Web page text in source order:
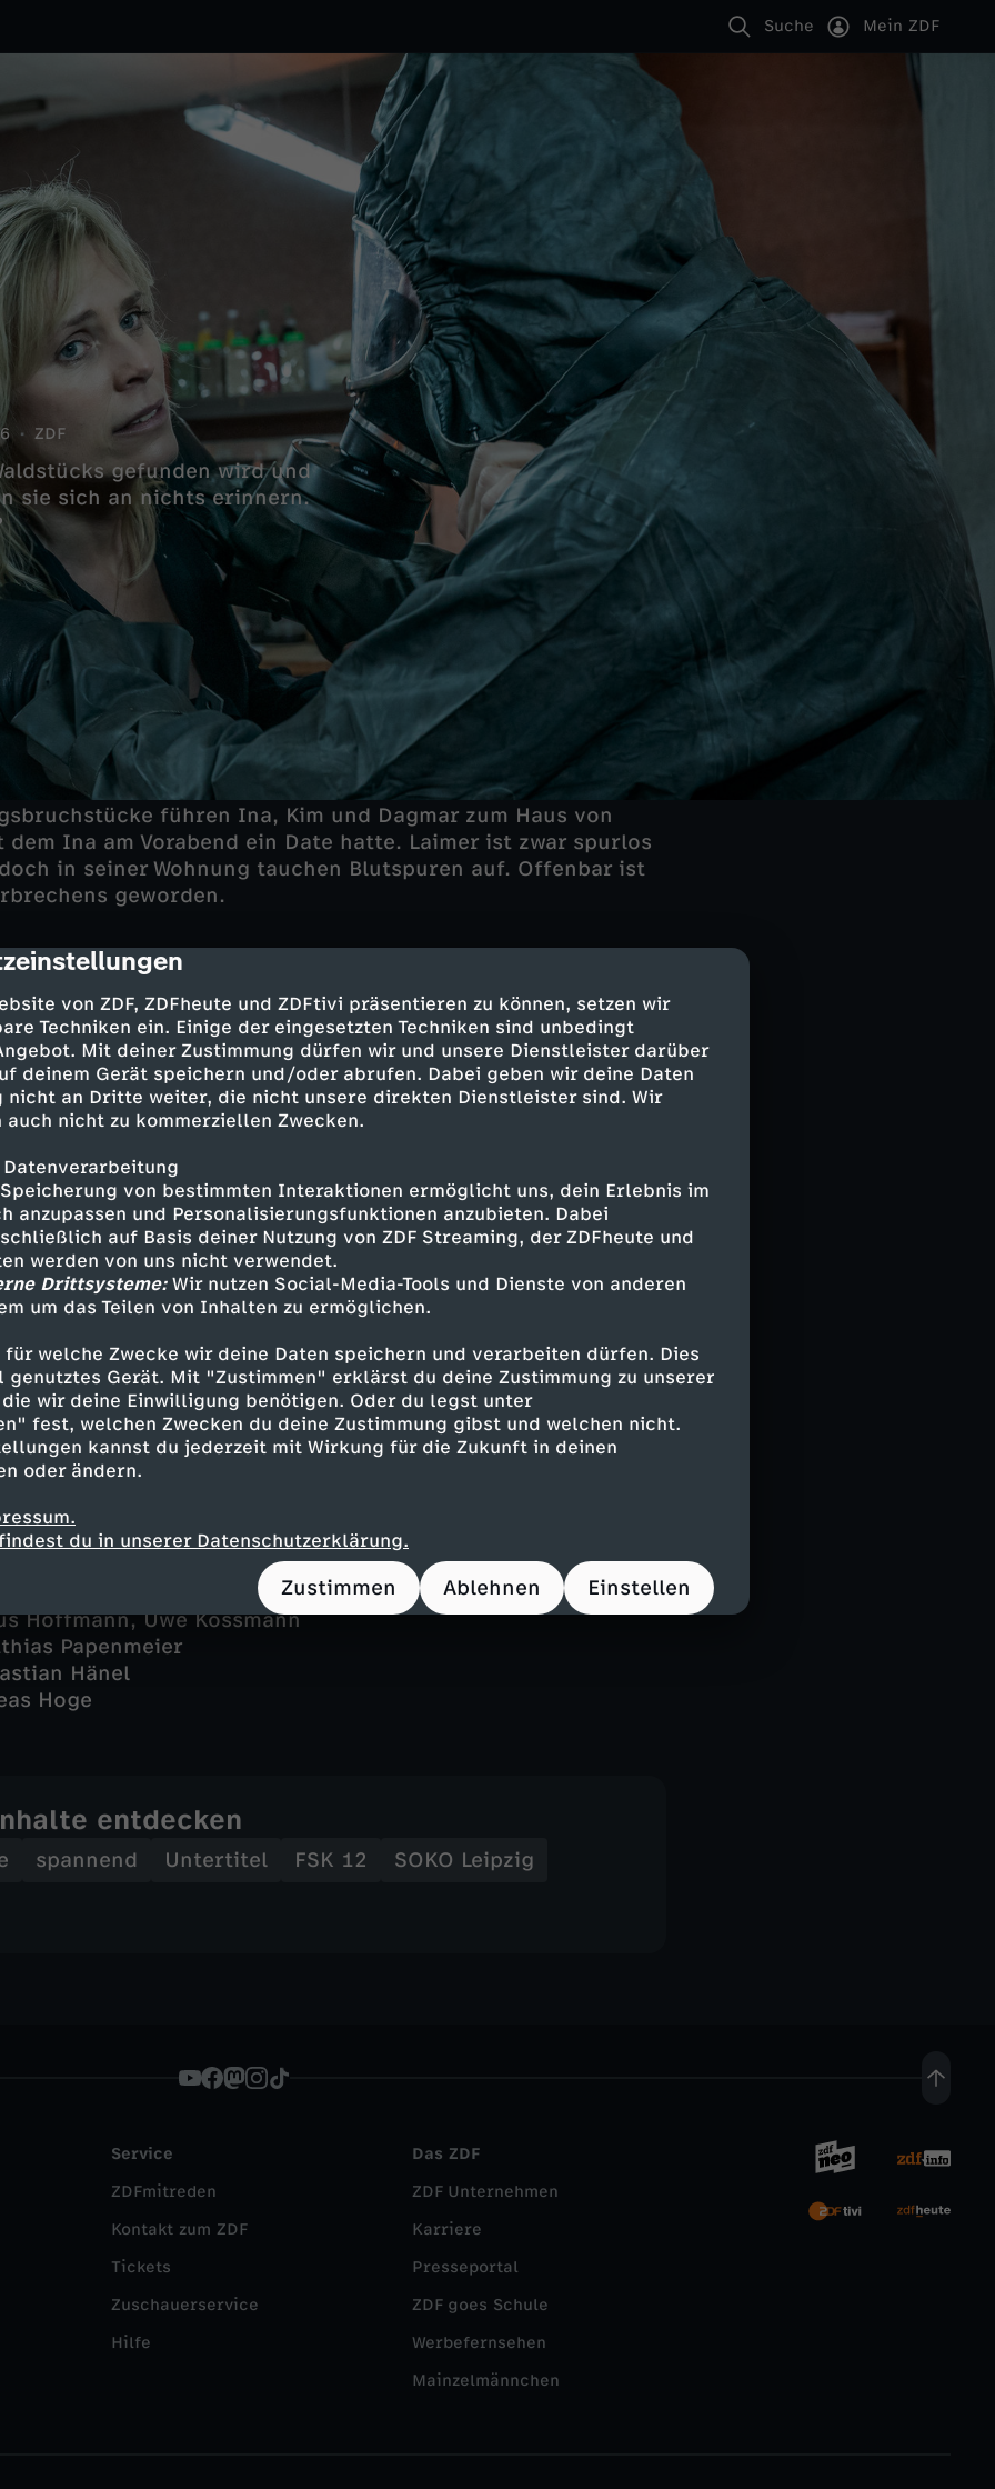
von ZDF, ZDFheute und ZDFtivi präsentieren zu können, setzen wir
Techniken ein. Einige der eingesetzten Techniken sind unbedingt
Mit deiner Zustimmung dürfen wir und unsere Dienstleister darüber
deinem Gerät speichern und/oder abrufen. Dabei geben wir deine Daten
nicht an Dritte weiter, die nicht unsere direkten Dienstleister sind. Wir
nicht zu kommerziellen Zwecken.
von bestimmten Interaktionen ermöglicht uns, dein Erlebnis im
anzupassen und Personalisierungsfunktionen anzubieten. Dabei
auf Basis deiner Nutzung von ZDF Streaming, der ZDFheute und
werden von uns nicht verwendet.
Drittsysteme:Wir nutzen Social-Media-Tools und Dienste von anderen
um das Teilen von Inhalten zu ermöglichen.
für welche Zwecke wir deine Daten speichern und verarbeiten dürfen. Dies
Gerät. Mit "Zustimmen" erklärst du deine Zustimmung zu unserer
wir deine Einwilligung benötigen. Oder du legst unter
fest, welchen Zwecken du deine Zustimmung gibst und welchen nicht.
kannst du jederzeit mit Wirkung für die Zukunft in deinen
oder ändern.
du in unserer Datenschutzerklärung.
Zustimmen Ablehnen Einstellen
Suche Mein ZDF
ZDF
gefunden wird und
sie sich an nichts erinnern.
führen Ina, Kim und Dagmar zum Haus von
dem Ina am Vorabend ein Date hatte. Laimer ist zwar spurlos
in seiner Wohnung tauchen Blutspuren auf. Offenbar ist
geworden.
und Kim die Stunden vor Inas Auffinden im Wald zu
Ruhe zu finden, wird Ina von bizarren Erinnerungen
wieder das gleiche Bild vor Augen führen: Ein Mann mit
- Melanie Marschke
Mußul
- Petra Kleinert
Martin Lindow
- Katharina Spiering
Thomas Scharff
- Sarah Riedel
Stieblich
Hoffmann, Uwe Kossmann
Papenmeier
Hänel
Hoge
entdecken
spannend Untertitel FSK 12
SOKO Leipzig
Service
ZDFmitreden
Kontakt zum ZDF
Tickets
Zuschauerservice
Hilfe
Das ZDF
ZDF Unternehmen
Karriere
Presseportal
ZDF goes Schule
Werbefernsehen
Mainzelmännchen